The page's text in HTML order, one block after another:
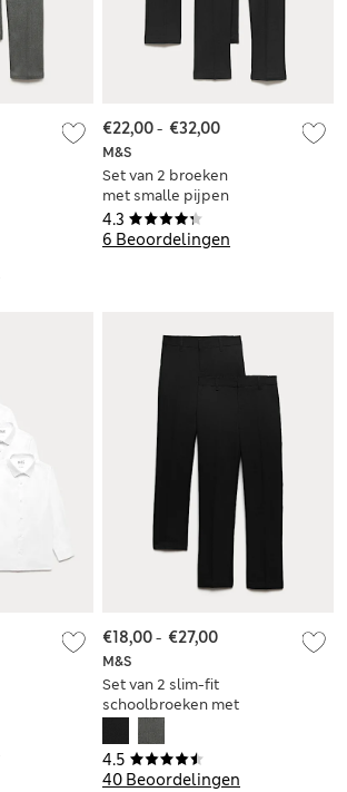
4.3
6 Beoordelingen
M&S
Set van 2 broeken
met smalle pijpen
en stretch voor
jongens (2-18 jaar)
€22,00- €32,00
4.5
40 Beoordelingen
M&S
Set van 2 slim-fit
schoolbroeken met
smalle pijpen voor
jongens
€18,00- €27,00